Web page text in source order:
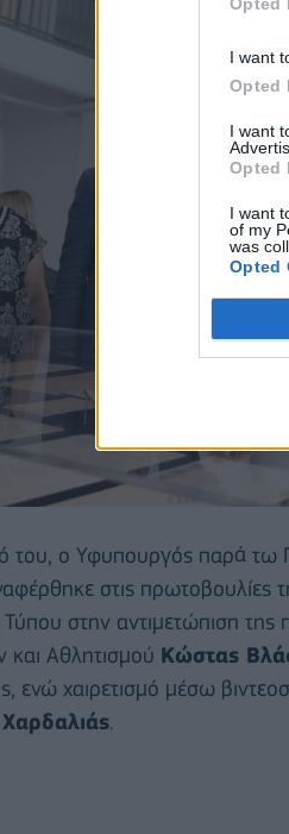
I want
Opted
I want
Opted
I want
of my
was
Opted
του, ο Υφυπουργός παρά
στις πρωτοβουλίες
στην αντιμετώπιση
Αθλητισμού Κώστας
ενώ χαιρετισμό μέσω
.